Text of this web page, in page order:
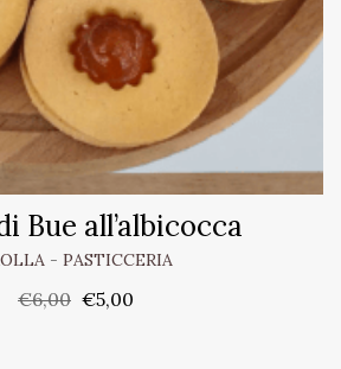
Bue all’albicocca
- PASTICCERIA
€6,00 €5,00